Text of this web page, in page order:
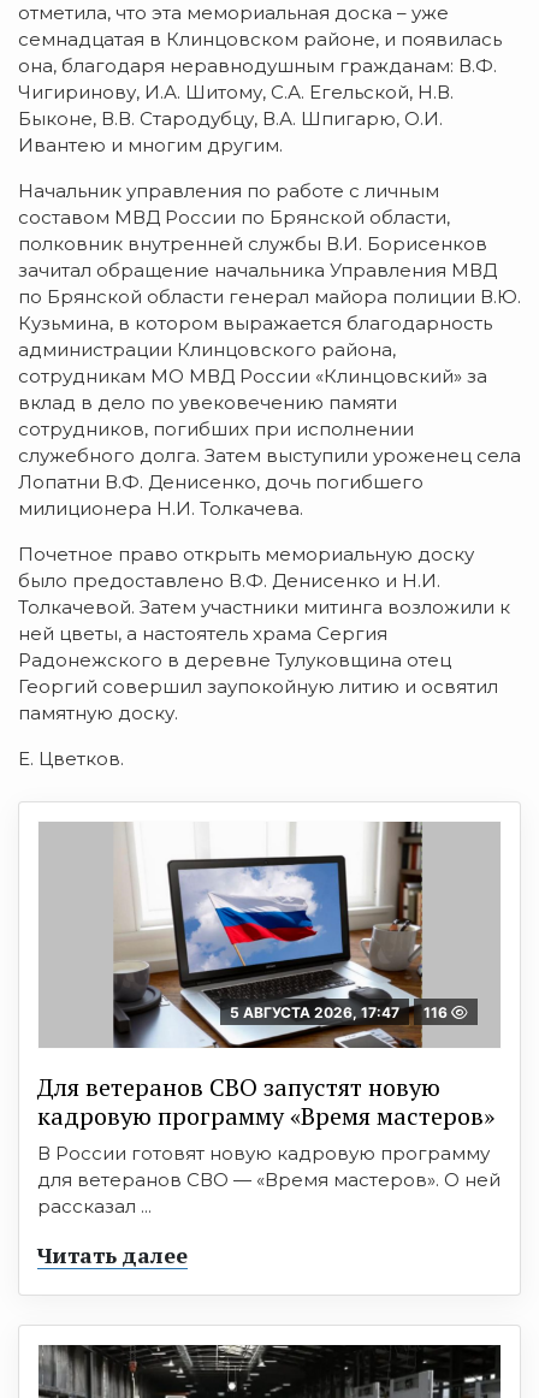
отметила, что эта мемориальная доска – уже
семнадцатая в Клинцовском районе, и появилась
она, благодаря неравнодушным гражданам: В.Ф.
Чигиринову, И.А. Шитому, С.А. Егельской, Н.В.
Быконе, В.В. Стародубцу, В.А. Шпигарю, О.И.
Ивантею и многим другим.
Начальник управления по работе с личным
составом МВД России по Брянской области,
полковник внутренней службы В.И. Борисенков
зачитал обращение начальника Управления МВД
по Брянской области генерал майора полиции В.Ю.
Кузьмина, в котором выражается благодарность
администрации Клинцовского района,
сотрудникам МО МВД России «Клинцовский» за
вклад в дело по увековечению памяти
сотрудников, погибших при исполнении
служебного долга. Затем выступили уроженец села
Лопатни В.Ф. Денисенко, дочь погибшего
милиционера Н.И. Толкачева.
Почетное право открыть мемориальную доску
было предоставлено В.Ф. Денисенко и Н.И.
Толкачевой. Затем участники митинга возложили к
ней цветы, а настоятель храма Сергия
Радонежского в деревне Тулуковщина отец
Георгий совершил заупокойную литию и освятил
памятную доску.
Е. Цветков.
5 АВГУСТА 2026, 17:47 116
Для ветеранов СВО запустят новую
кадровую программу «Время мастеров»
В России готовят новую кадровую программу
для ветеранов СВО — «Время мастеров». О ней
рассказал ...
Читать далее